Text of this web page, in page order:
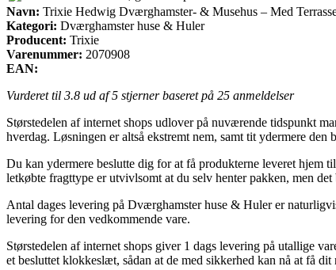
Navn: Trixie Hedwig Dværghamster- & Musehus – Med
Kategori: Dværghamster huse & Huler
Producent: Trixie
Varenummer: 2070908
EAN:
Vurderet til 3.8 ud af 5 stjerner baseret på 25 anmeldelser
Størstedelen af internet shops udlover på nuværende tidspunkt
hverdag. Løsningen er altså ekstremt nem, samt tit ydermere
Du kan ydermere beslutte dig for at få produkterne leveret hjem
letkøbte fragttype er utvivlsomt at du selv henter pakken, men
Antal dages levering på Dværghamster huse & Huler er
levering for den vedkommende vare.
Størstedelen af internet shops giver 1 dags levering på utallige
et besluttet klokkeslæt, sådan at de med sikkerhed kan nå at få